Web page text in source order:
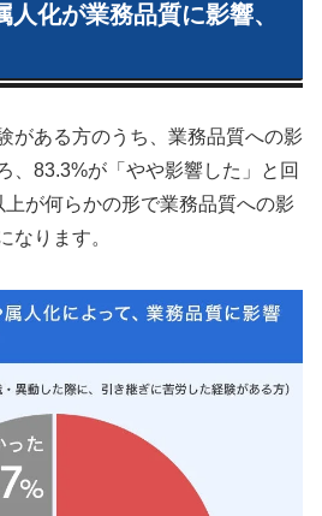
化が業務品質に影響、
がある方のうち、業務品質への影
、83.3%が「やや影響した」と回
が何らかの形で業務品質への影
なります。